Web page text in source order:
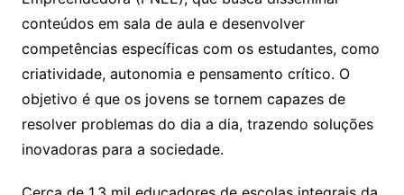
conteúdos em sala de aula e desenvolver
competências específicas com os estudantes, como
criatividade, autonomia e pensamento crítico. O
objetivo é que os jovens se tornem capazes de
resolver problemas do dia a dia, trazendo soluções
inovadoras para a sociedade.